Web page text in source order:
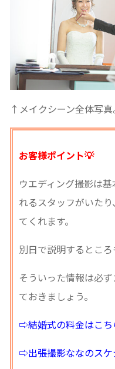
↑メイクシーン全体写真
お客様ポイント💡
ウエディング撮影は
れるスタッフがいた
てくれます。
別日で説明するところ
そういった情報は必
ておきましょう。
⇨結婚式の料金はこち
⇨出張撮影ななのスケ